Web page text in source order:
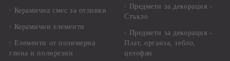
Керамична смес за отливки
Керамични елементи
Елементи от полимерна
глина и полирезин
Предмети за декорация -
Стъкло
Предмети за декорация -
Плат, органза, зебло,
целофан